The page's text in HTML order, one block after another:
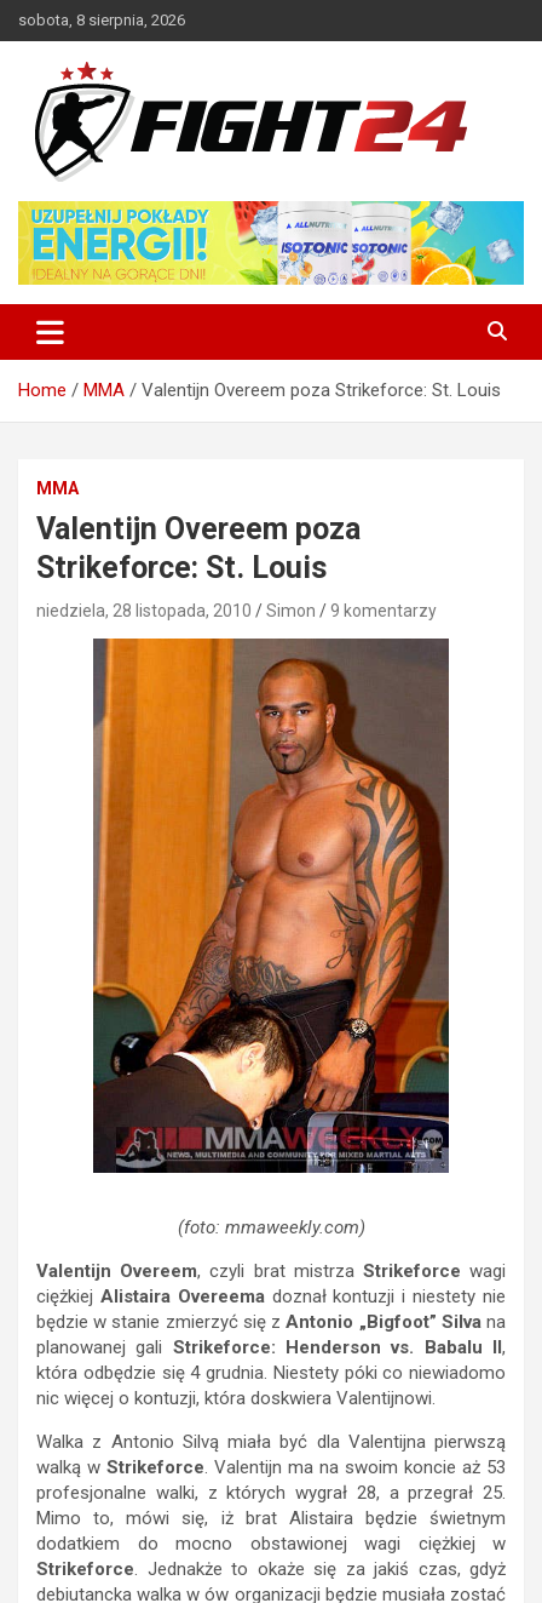
to
sobota, 8 sierpnia, 2026
FIGHT24.PL – MMA i K-1, UFC
Home MMA Valentijn Overeem poza Strikeforce: St. Louis
MMA
Valentijn Overeem poza
Strikeforce: St. Louis
niedziela, 28 listopada, 2010 Simon 9 komentarzy
(foto: mmaweekly.com)
Valentijn Overeem, czyli brat mistrza Strikeforce wagi
ciężkiej Alistaira Overeemadoznał kontuzji i niestety nie
będzie w stanie zmierzyć się zAntonio „Bigfoot” Silvana
planowanej gali Strikeforce: Henderson vs. Babalu II,
która odbędzie się 4 grudnia. Niestety póki co niewiadomo
nic więcej o kontuzji, która doskwiera Valentijnowi.
Walka z Antonio Silvą miała być dla Valentijna pierwszą
walką w Strikeforce. Valentijn ma na swoim koncie aż 53
profesjonalne walki, z których wygrał 28, a przegrał 25.
Mimo to, mówi się, iż brat Alistaira będzie świetnym
dodatkiem do mocno obstawionej wagi ciężkiej w
Strikeforce. Jednakże to okaże się za jakiś czas, gdyż
debiutancka walka w ów organizacji będzie musiała zostać